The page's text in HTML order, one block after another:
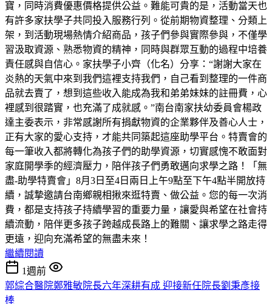
寶，同時消費優惠價格提供公益。難能可貴的是，活動當天也
有許多家扶學子共同投入服務行列。從前期物資整理、分類上
架，到活動現場熱情介紹商品，孩子們參與實際參與，不僅學
習汲取資源、熟悉物資的精神，同時與群眾互動的過程中培養
責任感與自信心。家扶學子小齊（化名）分享：“謝謝大家在
炎熱的天氣中來到我們這裡支持我們，自己看到整理的一件商
品就去賣了，想到這些收入能成為我和弟弟妹妹的註冊費，心
裡感到很踏實，也充滿了成就感。”南台南家扶幼委員會楊政
達主委表示，非常感謝所有捐獻物資的企業夥伴及善心人士，
正有大家的愛心支持，才能共同築起這座助學平台。特賣會的
每一筆收入都將轉化為孩子們的助學資源，切實感愧不敢面對
家庭開學季的經濟壓力，陪伴孩子們勇敢邁向求學之路！「無
盡-助學特賣會」8月3日至4日兩日上午9點至下午4點半開放持
續，誠摯邀請台南鄉親相揪來逛特賣、做公益。您的每一次消
費，都是支持孩子持續學習的重要力量，讓愛與希望在社會持
續流動，陪伴更多孩子跨越成長路上的難關、讓求學之路走得
更遠，迎向充滿希望的無盡未來！
繼續閱讀
1週前
郭綜合醫院鄭雅敏院長六年深耕有成 迎接新任院長劉秉彥接
棒